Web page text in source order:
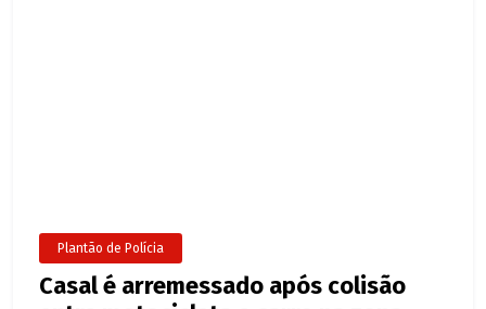
Plantão de Polícia
Casal é arremessado após colisão